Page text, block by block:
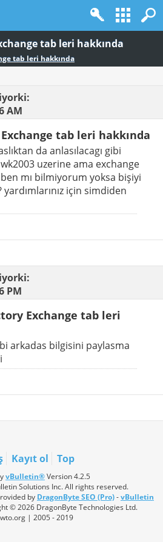
tab leri hakkında
tab leri hakkında
AM
tab leri hakkında
da anlasılacagı gibi
uzerine ama exchange
mı bilmiyorum yoksa bişiyi
için simdiden
PM
Exchange tab leri
arkadas bilgisini paylasma
Kayıt ol Top
vBulletin®Version 4.2.5
Solutions Inc. All rights reserved.
by DragonByte SEO (Pro)-vBulletin
© 2026 DragonByte Technologies Ltd.
| 2005 - 2019